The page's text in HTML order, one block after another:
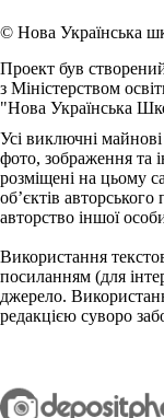
© Нова Українська
Проект був
з Міністерством
"Нова Українська
Усі виключні
фото, зображення та
розміщені на цьому
об’єктів авторського
авторство іншої
Використання
посиланням (для
джерело.
редакцією суворо